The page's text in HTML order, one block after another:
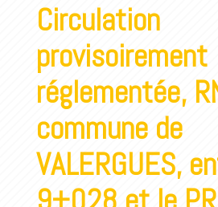
Circulation
provisoirement
réglementée,
commune de
VALERGUES,